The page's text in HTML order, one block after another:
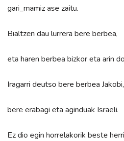
gari_mamiz ase zaitu.
Bialtzen dau lurrera bere berbea,
eta haren berbea bizkor eta arin
Iragarri deutso bere berbea Jakobi,
bere erabagi eta aginduak Israeli.
Ez dio egin horrelakorik beste